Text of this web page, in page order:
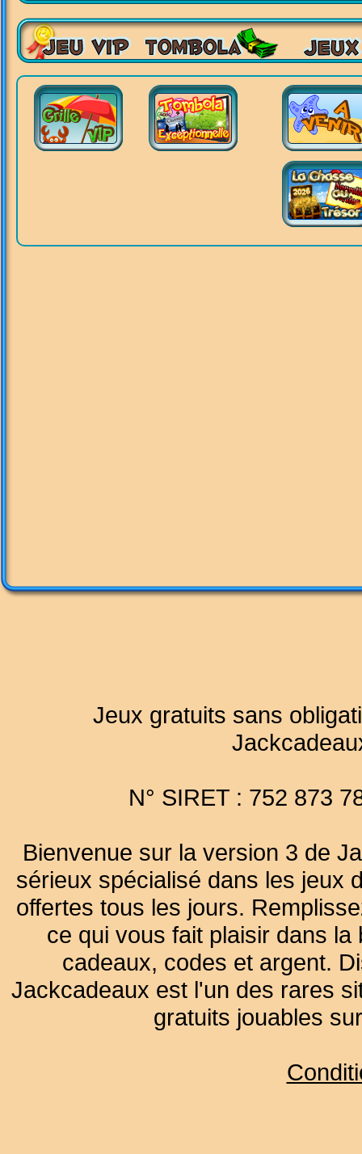
Jeux gratuits sans
N° SIRET : 752 873
Bienvenue sur la version 3 de
sérieux spécialisé dans les jeux
offertes tous les jours.
ce qui vous fait plaisir dans
cadeaux, codes et argent.
Jackcadeaux est l'un des rares
gratuits jouables